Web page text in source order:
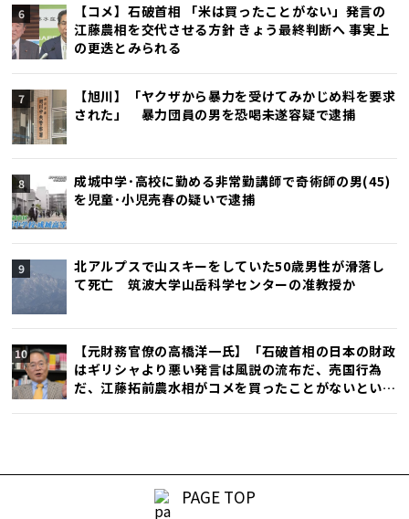
【コメ】石破首相 「米は買ったことがない」発言の
江藤農相を交代させる方針 きょう最終判断へ 事実上
の更迭とみられる
【旭川】「ヤクザから暴力を受けてみかじめ料を要求
された」 暴力団員の男を恐喝未遂容疑で逮捕
成城中学･高校に勤める非常勤講師で奇術師の男(45)
を児童･小児売春の疑いで逮捕
北アルプスで山スキーをしていた50歳男性が滑落し
て死亡 筑波大学山岳科学センターの准教授か
【元財務官僚の高橋洋一氏】「石破首相の日本の財政
はギリシャより悪い発言は風説の流布だ、売国行為
だ、江藤拓前農水相がコメを買ったことがないという
PAGE TOP